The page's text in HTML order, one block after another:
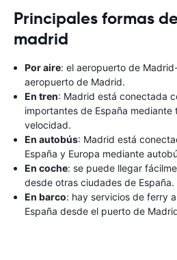
Principales formas
madrid
Por aire: el aeropuerto de
aeropuerto de Madrid.
En tren: Madrid está conectada
importantes de España mediante
velocidad.
En autobús: Madrid está
España y Europa mediante
En coche: se puede llegar
desde otras ciudades de España.
En barco: hay servicios de ferry
España desde el puerto de